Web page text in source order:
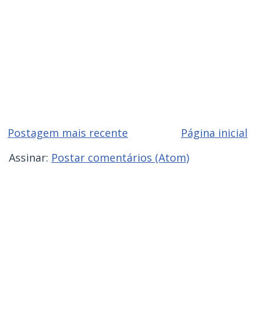
Postagem mais recente
Página inicial
Assinar: Postar comentários (Atom)